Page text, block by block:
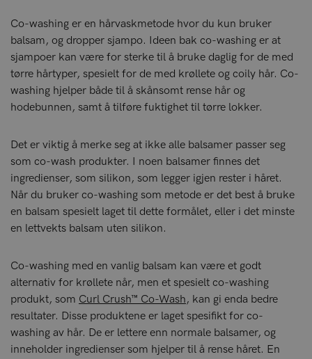
Co-washing er en hårvaskmetode hvor du kun bruker
balsam, og dropper sjampo. Ideen bak co-washing er at
sjampoer kan være for sterke til å bruke daglig for de med
tørre hårtyper, spesielt for de med krøllete og coily hår. Co-
washing hjelper både til å skånsomt rense hår og
hodebunnen, samt å tilføre fuktighet til tørre lokker.
Det er viktig å merke seg at ikke alle balsamer passer seg
som co-wash produkter. I noen balsamer finnes det
ingredienser, som silikon, som legger igjen rester i håret.
Når du bruker co-washing som metode er det best å bruke
en balsam spesielt laget til dette formålet, eller i det minste
en lettvekts balsam uten silikon.
Co-washing med en vanlig balsam kan være et godt
alternativ for krøllete når, men et spesielt co-washing
produkt, som Curl Crush™ Co-Wash, kan gi enda bedre
resultater. Disse produktene er laget spesifikt for co-
washing av hår. De er lettere enn normale balsamer, og
inneholder ingredienser som hjelper til å rense håret. En